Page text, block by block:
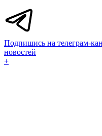
Подпишись на телеграм-
новостей
+